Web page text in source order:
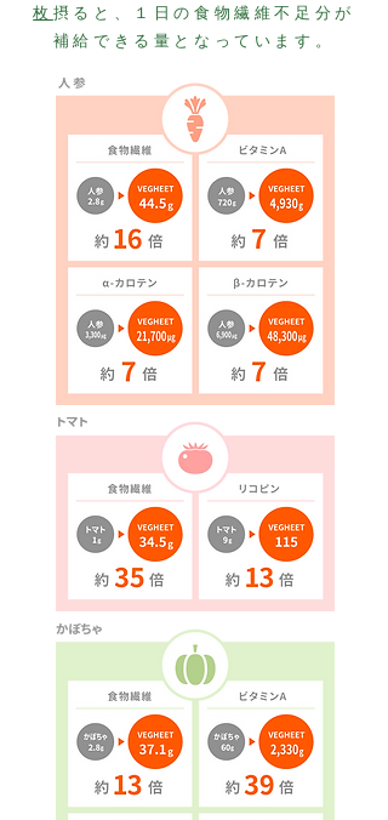
枚 摂ると、
１日の食物繊維不足分が
補給できる量となっています。